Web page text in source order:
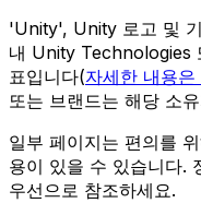
'Unity', Unity 로고 및
내 Unity Technologies
표입니다(자세한 내용
또는 브랜드는 해당 소
일부 페이지는 편의를
용이 있을 수 있습니다.
우선으로 참조하세요.